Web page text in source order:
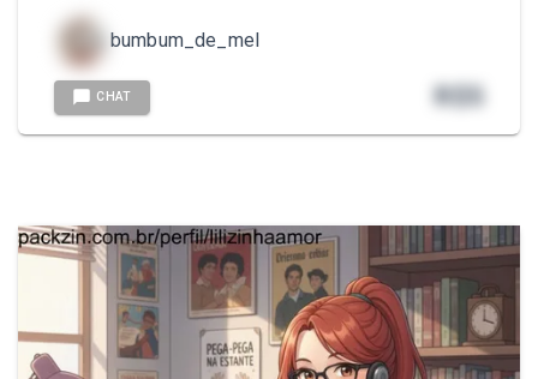
bumbum_de_mel
CHAT R$5